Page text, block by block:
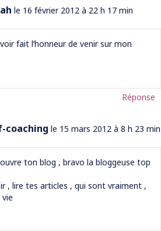
le 16 février 2012 à 22 h 17 min
fait l’honneur de venir sur mon
Réponse
coaching le 15 mars 2012 à 8 h 23 min
ton blog , bravo la bloggeuse top
, lire tes articles , qui sont vraiment ,